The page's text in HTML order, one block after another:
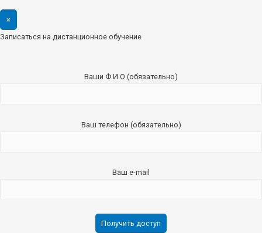
×
Записаться на дистанционное обучение
Ваши Ф.И.О (обязательно)
Ваш телефон (обязательно)
Ваш e-mail